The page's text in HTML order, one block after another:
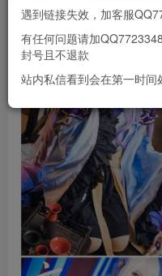
遇到链接失效，加客服
有任何问题请加
封号且不退款
站内私信看到会在第一时间